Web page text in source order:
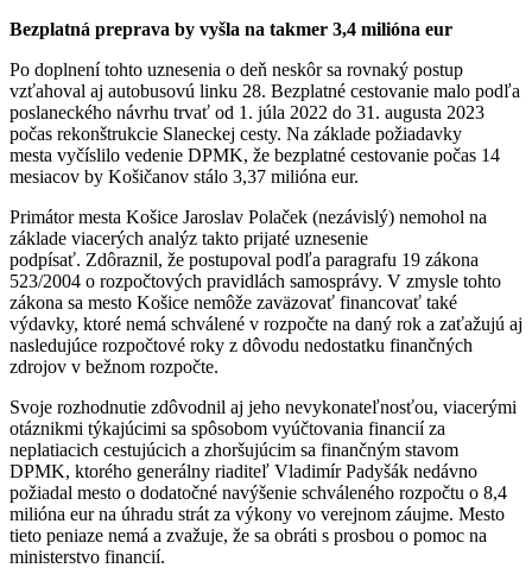
Bezplatná preprava by vyšla na takmer 3,4 milióna eur
Po doplnení tohto uznesenia o deň neskôr sa rovnaký postup
vzťahoval aj autobusovú linku 28. Bezplatné cestovanie malo podľa
poslaneckého návrhu trvať od 1. júla 2022 do 31. augusta 2023
počas rekonštrukcie Slaneckej cesty. Na základe požiadavky
mesta vyčíslilo vedenie DPMK, že bezplatné cestovanie počas 14
mesiacov by Košičanov stálo 3,37 milióna eur.
Primátor mesta Košice Jaroslav Polaček (nezávislý) nemohol na
základe viacerých analýz takto prijaté uznesenie
podpísať. Zdôraznil, že postupoval podľa paragrafu 19 zákona
523/2004 o rozpočtových pravidlách samosprávy. V zmysle tohto
zákona sa mesto Košice nemôže zaväzovať financovať také
výdavky, ktoré nemá schválené v rozpočte na daný rok a zaťažujú aj
nasledujúce rozpočtové roky z dôvodu nedostatku finančných
zdrojov v bežnom rozpočte.
Svoje rozhodnutie zdôvodnil aj jeho nevykonateľnosťou, viacerými
otáznikmi týkajúcimi sa spôsobom vyúčtovania financií za
neplatiacich cestujúcich a zhoršujúcim sa finančným stavom
DPMK, ktorého generálny riaditeľ Vladimír Padyšák nedávno
požiadal mesto o dodatočné navýšenie schváleného rozpočtu o 8,4
milióna eur na úhradu strát za výkony vo verejnom záujme. Mesto
tieto peniaze nemá a zvažuje, že sa obráti s prosbou o pomoc na
ministerstvo financií.